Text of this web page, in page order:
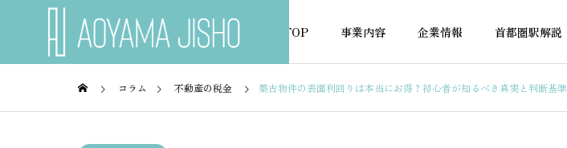
TOP 事業内容 企業情報 首都圏駅解説
コラム 不動産の税金 築古物件の表面利回りは本当にお得？初心者が知るべき真実と判断基準